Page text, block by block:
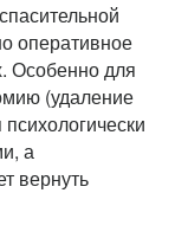
оперативное
Особенно для
(удаление
а
вернуть